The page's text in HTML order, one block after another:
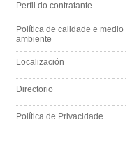
Perfil do contratante
Política de calidade e medio
ambiente
Localización
Directorio
Política de Privacidade